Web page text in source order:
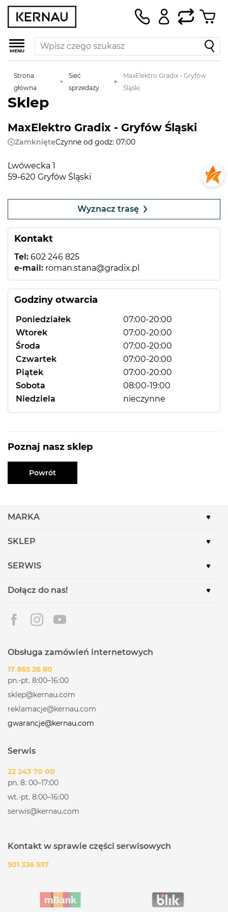
MENU
Strona
główna
Sieć
sprzedaży
MaxElektro Gradix - Gryfów
Śląski
Sklep
MaxElektro Gradix - Gryfów Śląski
ZamknięteCzynne od godz: 07:00
Lwówecka 1
59-620 Gryfów Śląski
Kontakt
Tel: 602 246 825
e-mail: roman.stana@gradix.pl
Godziny otwarcia
Poniedziałek
07:00-20:00
Wtorek
07:00-20:00
Środa
07:00-20:00
Czwartek
07:00-20:00
Piątek
07:00-20:00
Sobota
08:00-19:00
Niedziela
nieczynne
−
contributors
Wyznacz trasę
Poznaj nasz sklep
Powrót
MARKA
SKLEP
SERWIS
Dołącz do nas!
Obsługa zamówień internetowych
17 865 26 80
pn.-pt. 8:00–16:00
sklep@kernau.com
reklamacje@kernau.com
gwarancje@kernau.com
Serwis
22 243 70 00
pn. 8: 00–17:00
wt.-pt. 8:00–16:00
serwis@kernau.com
Kontakt w sprawie części serwisowych
501 336 557